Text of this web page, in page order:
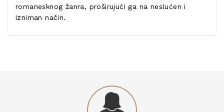
romanesknog žanra, proširujući ga na neslućen i
izniman način.